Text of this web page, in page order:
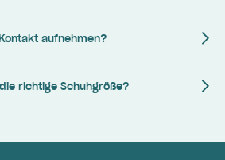
aufnehmen?
richtige Schuhgröße?